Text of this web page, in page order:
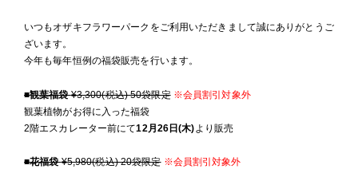
いつもオザキフラワーパークをご利用いただきまして誠にありがとうご
ざいます。
今年も毎年恒例の福袋販売を行います。
■観葉福袋¥3,300(税込) 50袋限定 ※会員割引対象外
観葉植物がお得に入った福袋
2階エスカレーター前にて12月26日(木) より販売
■花福袋¥5,980(税込) 20袋限定 ※会員割引対象外